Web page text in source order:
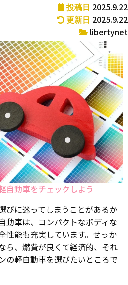
投稿日 2025.9.22
更新日 2025.9.22
libertynet
自動車をチェックしよう
びに迷ってしまうことがあるか
動車は、コンパクトなボディな
性能も充実しています。せっか
ら、燃費が良くて経済的、それ
の軽自動車を選びたいところで